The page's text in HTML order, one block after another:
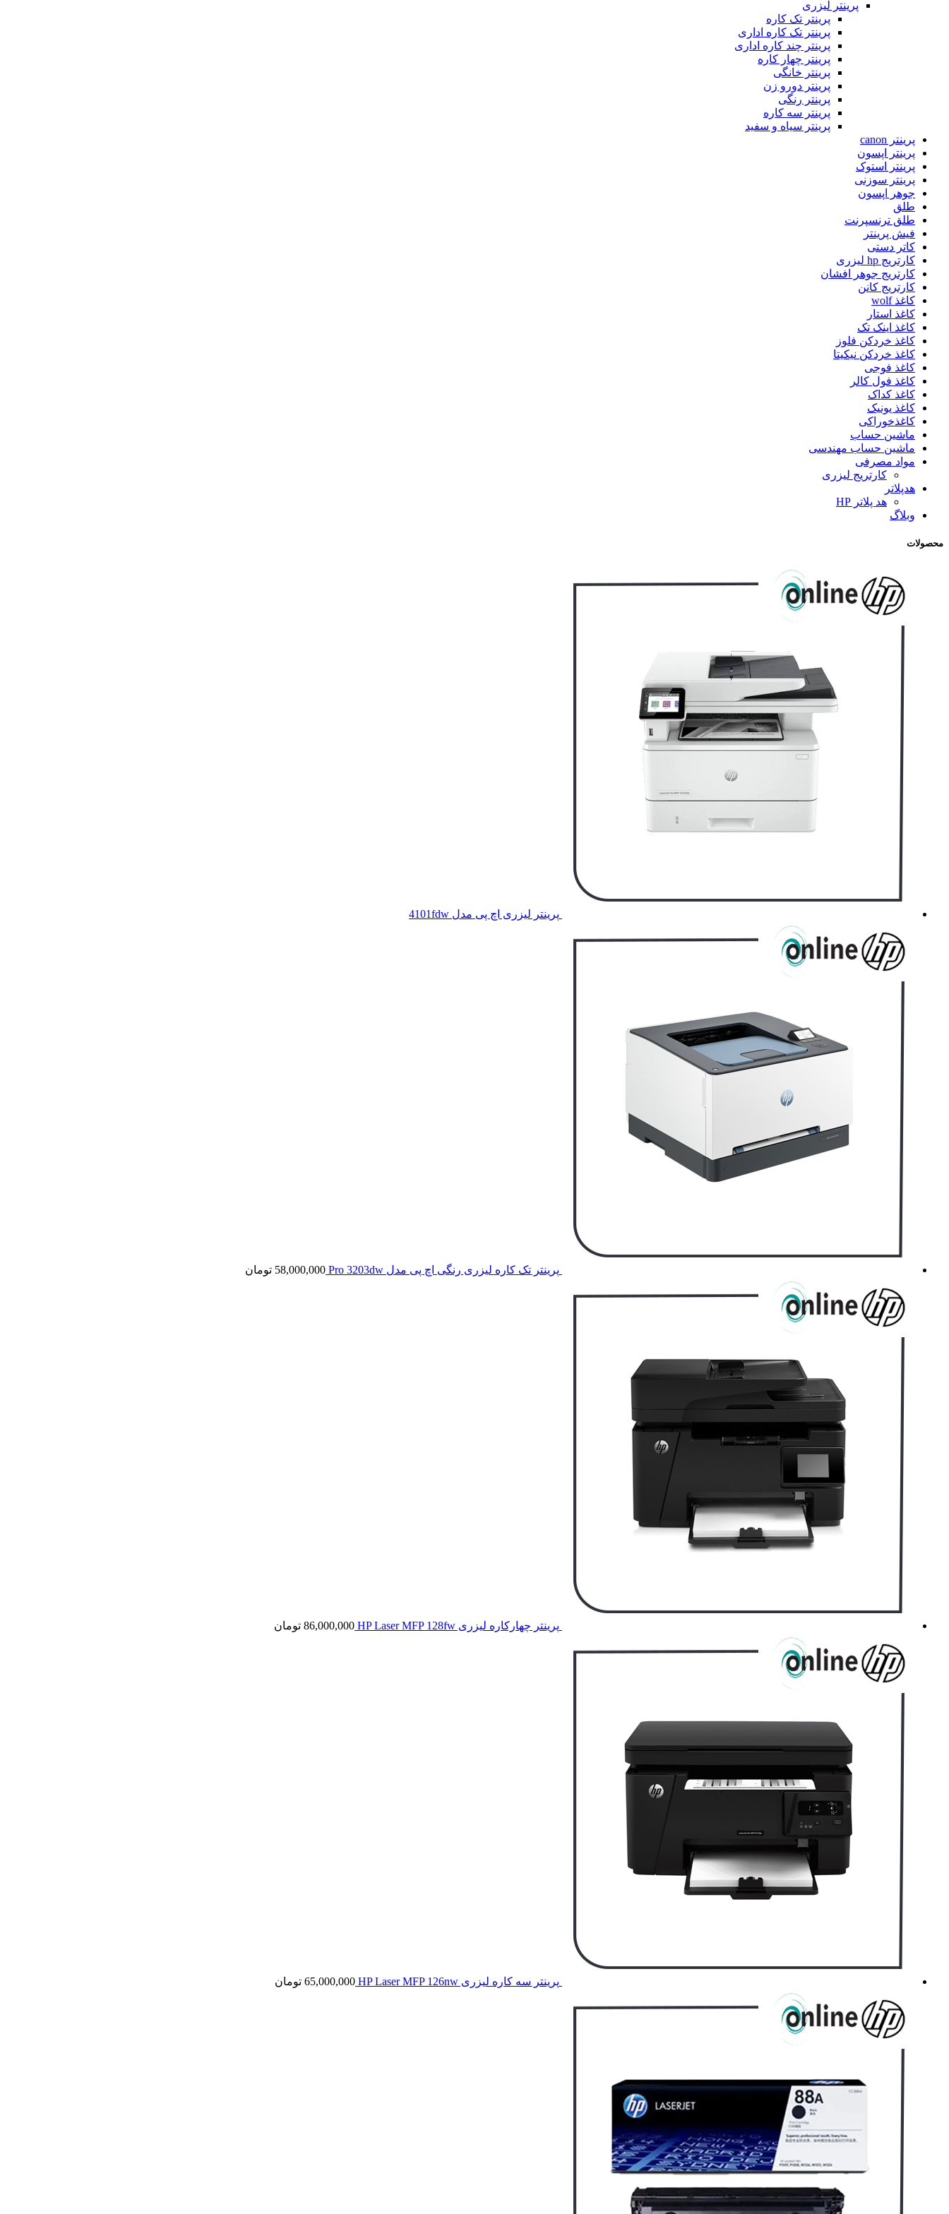
پرینتر لیزری
پرینتر تک کاره
پرینتر تک کاره اداری
پرینتر چند کاره اداری
پرینتر چهار کاره
پرینتر خانگی
پرینتر دورو زن
پرینتر رنگی
پرینتر سه کاره
پرینتر سیاه و سفید
پرینتر canon
پرینتر اپسون
پرینتر استوک
پرینتر سوزنی
جوهر اپسون
طلق
طلق ترنسپرنت
فیش پرینتر
کاتر دستی
کارتریج hp لیزری
کارتریج جوهر افشان
کارتریج کانن
کاغذ wolf
کاغذ استار
کاغذ اینک تک
کاغذ خردکن فلوز
کاغذ خردکن نیکیتا
کاغذ فوجی
کاغذ فول کالر
کاغذ کداک
کاغذ یونیک
کاغذخوراکی
ماشین حساب
ماشین حساب مهندسی
مواد مصرفی
کارتریج لیزری
هدپلاتر
هد پلاتر HP
وبلاگ
محصولات
پرینتر لیزری اچ پی مدل 4101fdw
پرینتر تک کاره لیزری رنگی اچ پی مدل Pro 3203dw 58,000,000 تومان
پرینتر چهارکاره لیزری HP Laser MFP 128fw 86,000,000 تومان
پرینتر سه کاره لیزری HP Laser MFP 126nw 65,000,000 تومان